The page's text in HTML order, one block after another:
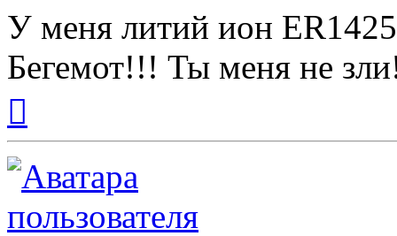
У меня литий ион
Бегемот!!! Ты меня не
началу